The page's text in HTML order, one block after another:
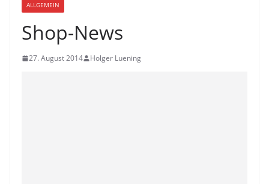
ALLGEMEIN
Shop-News
27. August 2014 Holger Luening